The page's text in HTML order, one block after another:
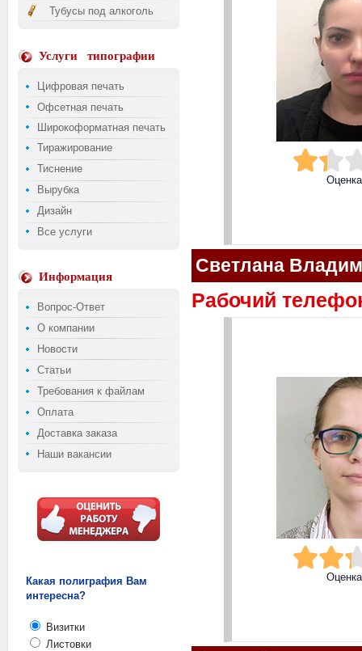
Тубусы под алкоголь
Услуги типографии
Цифровая печать
Офсетная печать
Широкоформатная печать
Тиражирование
Тиснение
Вырубка
Дизайн
Все услуги
Информация
Вопрос-Ответ
О компании
Новости
Статьи
Требования к файлам
Оплата
Доставка заказа
Наши вакансии
Какая полиграфия Вам
интересна?
Визитки
Листовки
Светлана
Рабочий